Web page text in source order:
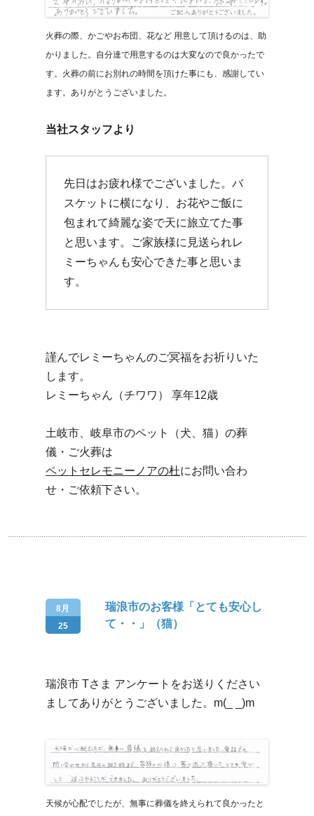
火葬の際、かごやお布団、花など 用意して頂けるのは、助
かりました。自分達で用意するのは大変なので良かったで
す。火葬の前にお別れの時間を頂けた事にも、感謝してい
ます。ありがとうございました。
当社スタッフより
先日はお疲れ様でございました。バ
スケットに横になり、お花やご飯に
包まれて綺麗な姿で天に旅立てた事
と思います。ご家族様に見送られレ
ミーちゃんも安心できた事と思いま
す。
謹んでレミーちゃんのご冥福をお祈りいた
します。
レミーちゃん（チワワ） 享年12歳
土岐市、岐阜市のペット（犬、猫）の葬
儀・ご火葬は
ペットセレモニーノアの杜にお問い合わ
せ・ご依頼下さい。
8月
25
瑞浪市のお客様「とても安心し
て・・」（猫）
瑞浪市 Tさま アンケートをお送りください
ましてありがとうございました。m(_ _)m
天候が心配でしたが、無事に葬儀を終えられて良かったと